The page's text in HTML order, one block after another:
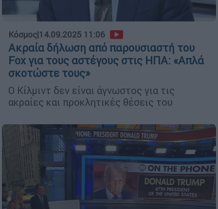
Κόσμος|14.09.2025 11:06
Ακραία δήλωση από παρουσιαστή του
Fox για τους αστέγους στις ΗΠΑ: «Απλά
σκοτώστε τους»
Ο Κίλμιντ δεν είναι άγνωστος για τις
ακραίες και προκλητικές θέσεις του